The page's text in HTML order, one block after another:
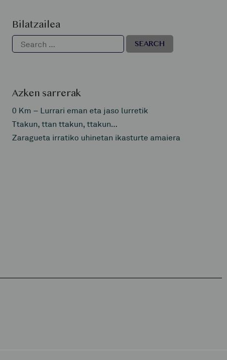
Bilatzailea
Azken sarrerak
0 Km – Lurrari eman eta jaso lurretik
Ttakun, ttan ttakun, ttakun…
Zaragueta irratiko uhinetan ikasturte amaiera